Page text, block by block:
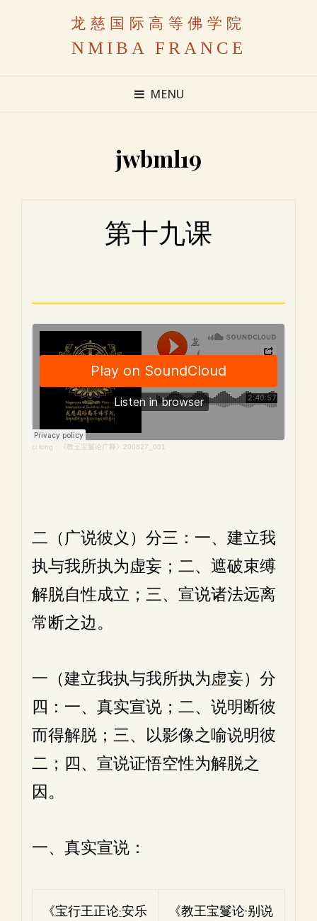
龙慈国际高等佛学院
NMIBA FRANCE
MENU
jwbml19
第十九课
ci long · 《教王宝鬘论广释》200827_001
二（广说彼义）分三：一、建立我
执与我所执为虚妄；二、遮破束缚
解脱自性成立；三、宣说诸法远离
常断之边。
一（建立我执与我所执为虚妄）分
四：一、真实宣说；二、说明断彼
而得解脱；三、以影像之喻说明彼
二；四、宣说证悟空性为解脱之
因。
一、真实宣说：
《宝行王正论·安乐
《教王宝鬘论·别说